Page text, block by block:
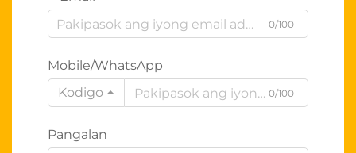
0/100
Mobile/WhatsApp
Kodigo
0/100
Pangalan